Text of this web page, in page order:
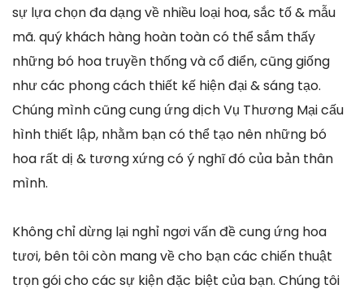
sự lựa chọn đa dạng về nhiều loại hoa, sắc tố & mẫu
mã. quý khách hàng hoàn toàn có thể sắm thấy
những bó hoa truyền thống và cổ điển, cũng giống
như các phong cách thiết kế hiện đại & sáng tạo.
Chúng mình cũng cung ứng dịch Vụ Thương Mại cấu
hình thiết lập, nhằm bạn có thể tạo nên những bó
hoa rất dị & tương xứng có ý nghĩ đó của bản thân
mình.
Không chỉ dừng lại nghỉ ngơi vấn đề cung ứng hoa
tươi, bên tôi còn mang về cho bạn các chiến thuật
trọn gói cho các sự kiện đặc biệt của bạn. Chúng tôi